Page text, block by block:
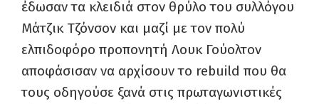
έδωσαν τα κλειδιά στον θρύλο του συλλόγου
Μάτζικ Τζόνσον και μαζί με τον πολύ
ελπιδοφόρο προπονητή Λουκ Γούολτον
αποφάσισαν να αρχίσουν το rebuild που θα
τους οδηγούσε ξανά στις πρωταγωνιστικές